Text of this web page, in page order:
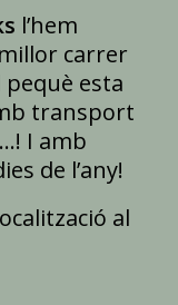
l’hem
carrer
pequè esta
transport
I amb
de l’any!
al